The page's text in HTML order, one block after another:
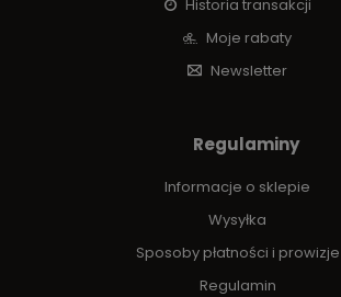
Historia transakcji
Moje rabaty
Newsletter
Regulaminy
Informacje o sklepie
Wysyłka
Sposoby płatności i prowizje
Regulamin